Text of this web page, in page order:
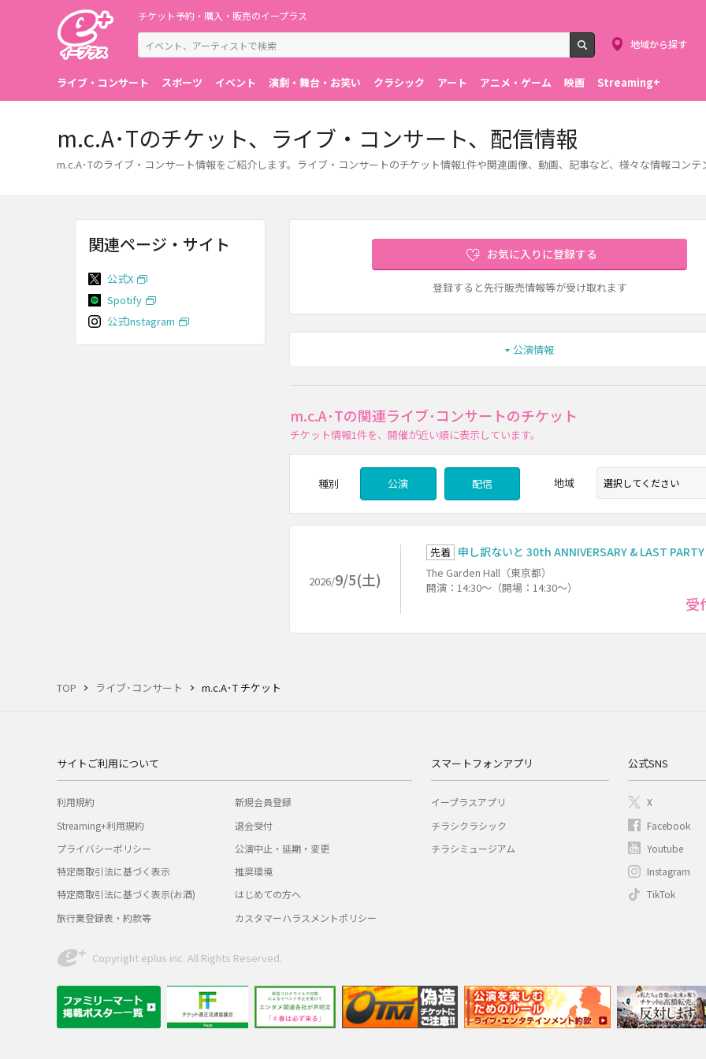
チケット予約・購入・販売のイープラス
検索
地域から探す
ライブ・コンサート スポーツ イベント 演劇・舞台・お笑い クラシック アート アニメ・ゲーム 映画 Streaming+
TOP ライブ･コンサート m.c.A･T チケット
m.c.A･Tのチケット、ライブ・コンサート、配信情報
m.c.A･Tのライブ・コンサート情報をご紹介します。ライブ・コンサートのチケット情報1件や関連画像、動画、記事など、様々な情報コンテ
お気に入りに登録する
登録すると先行販売情報等が受け取れます
公演情報
m.c.A･Tの関連ライブ･コンサートのチケット
チケット情報1件を、開催が近い順に表示しています。
種別 公演 配信 地域
2026/9/5(土)
先着 申し訳ないと 30th ANNIVERSARY & LAST PARTY
The Garden Hall（東京都）
開演：14:30～（開場：14:30～）
受
関連ページ・サイト
公式X
Spotify
公式Instagram
サイトご利用について
利用規約
Streaming+利用規約
プライバシーポリシー
特定商取引法に基づく表示
特定商取引法に基づく表示(お酒)
旅行業登録表・約款等
新規会員登録
退会受付
公演中止・延期・変更
推奨環境
はじめての方へ
カスタマーハラスメントポリシー
スマートフォンアプリ
イープラスアプリ
チラシクラシック
チラシミュージアム
公式SNS
X
Facebook
Youtube
Instagram
TikTok
Copyright eplus inc. All Rights Reserved.